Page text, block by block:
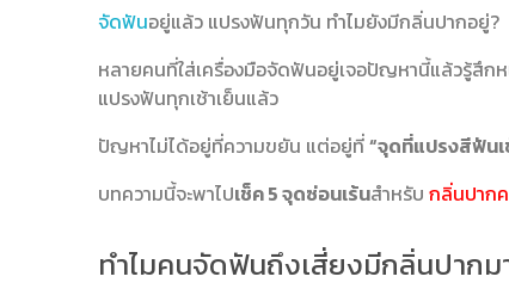
จัดฟันอยู่แล้ว แปรงฟันทุกวัน ทำไมยังมีกลิ่นปากอยู่?
หลายคนที่ใส่เครื่องมือจัดฟันอยู่เจอปัญหานี้แล้วรู้สึก
แปรงฟันทุกเช้าเย็นแล้ว
ปัญหาไม่ได้อยู่ที่ความขยัน แต่อยู่ที่“จุดที่แปรงสีฟันเ
บทความนี้จะพาไปเช็ค 5 จุดซ่อนเร้นสำหรับ กลิ่นปาก
ทำไมคนจัดฟันถึงเสี่ยงมีกลิ่นปากม